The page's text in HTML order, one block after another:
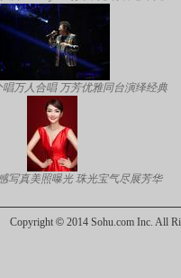
万人合唱 万芳优雅同台演绎经典
写真美照曝光 珠光宝气尽展芳华
Copyright © 2014 Sohu.com Inc. All